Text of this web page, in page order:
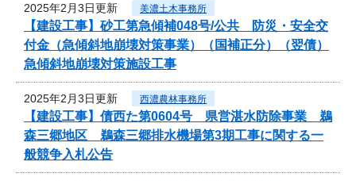
2025年2月3日更新 美濃土木事務所
【建設工事】砂工第急傾補048号/公共 防災・安全交
付金（急傾斜地崩壊対策事業）（国補正分）（翌債）
急傾斜地崩壊対策施設工事
2025年2月3日更新 西濃農林事務所
【建設工事】債西た第0604号 県営湛水防除事業 鵜
森三郷地区 鵜森三郷排水機場第3期工事に関する一
般競争入札公告